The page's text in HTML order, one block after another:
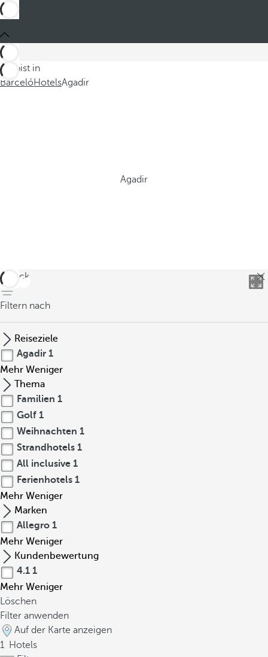
Du bist in
BarcelóHotelsAgadir
Agadir
zurück
Filtern nach
Reiseziele
Agadir 1
Mehr Weniger
Thema
Familien 1
Golf 1
Weihnachten 1
Strandhotels 1
All inclusive 1
Ferienhotels 1
Mehr Weniger
Marken
Allegro 1
Mehr Weniger
Kundenbewertung
4.1 1
Mehr Weniger
Löschen
Filter anwenden
Auf der Karte anzeigen
1 Hotels